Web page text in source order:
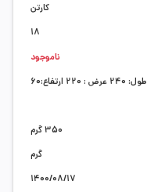
طول: 240 عرض : 220 ارتفاع:60
350 گرم
گرم
1400/08/17
کارتن
18
ناموجود